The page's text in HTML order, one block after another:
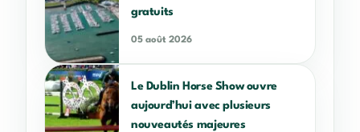
gratuits
05 août 2026
Le Dublin Horse Show ouvre
aujourd’hui avec plusieurs
nouveautés majeures